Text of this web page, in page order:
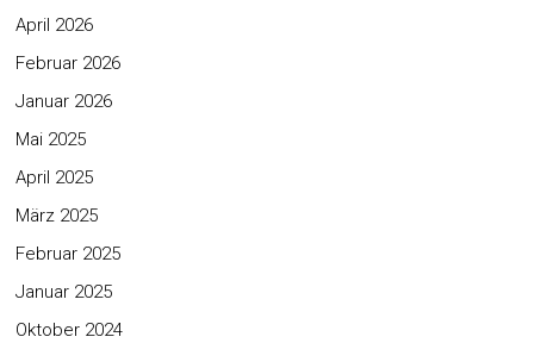
April 2026
Februar 2026
Januar 2026
Mai 2025
April 2025
März 2025
Februar 2025
Januar 2025
Oktober 2024